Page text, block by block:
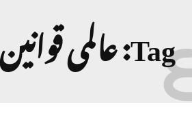
Tag:عالمی قوانین